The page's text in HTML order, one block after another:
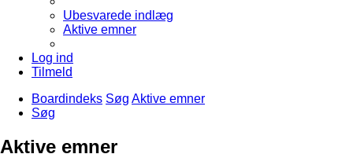
Ubesvarede indlæg
Aktive emner
Log ind
Tilmeld
Boardindeks Søg Aktive emner
Søg
Aktive emner